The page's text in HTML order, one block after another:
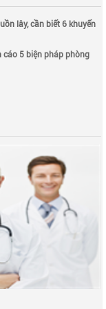
lây, cần biết 6 khuyến
cáo 5 biện pháp phòng